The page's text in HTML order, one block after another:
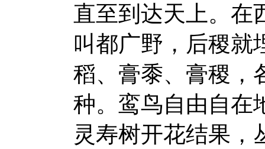
直至到达天上。在
叫都广野，后稷就
稻、膏黍、膏稷，
种。鸾鸟自由自在
灵寿树开花结果，